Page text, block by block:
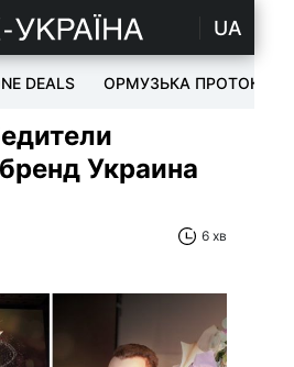
UA
DEALS ОРМУЗЬКА ПРОТОКА
Украина
6 хв